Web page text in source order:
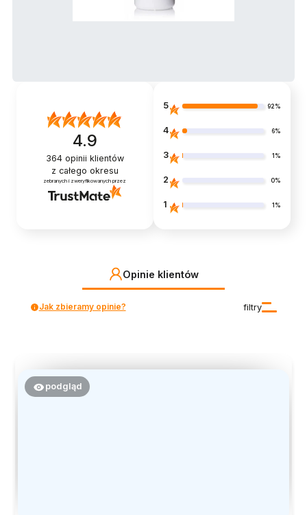
4.9
364opinii klientów
z całego okresu
zebranych i zweryfikowanych przez
5 92%
4 6%
3 1%
2 0%
1 1%
Opinie klientów
filtry
Jak zbieramy opinie?
podgląd